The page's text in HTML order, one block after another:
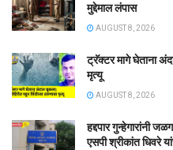
मुद्देमाल लंपास
AUGUST 8, 2026
ट्रॅक्टर मागे घेताना
मृत्यू
AUGUST 8, 2026
हद्दपार गुन्हेगारांनी
एसपी श्रीकांत धिवरे